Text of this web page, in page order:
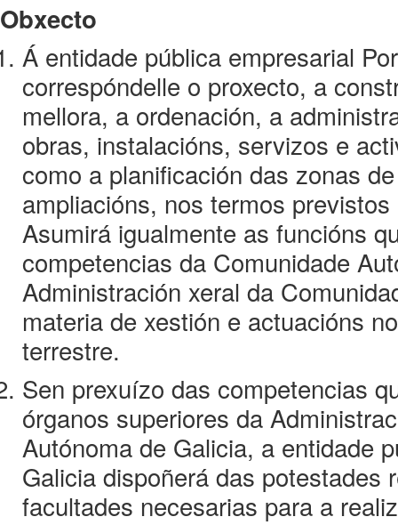
Obxecto
Á entidade pública empresarial
correspóndelle o proxecto, a
mellora, a ordenación, a
obras, instalacións, servizos e
como a planificación das zonas
ampliacións, nos termos
Asumirá igualmente as funcións
competencias da Comunidade
Administración xeral da
materia de xestión e actuacións
terrestre.
Sen prexuízo das competencias
órganos superiores da
Autónoma de Galicia, a entidade
Galicia dispoñerá das potestades
facultades necesarias para a